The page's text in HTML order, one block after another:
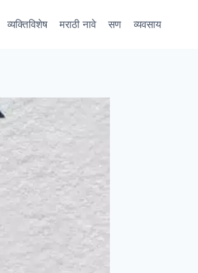
व्यक्तिविशेष मराठी नावे सण व्यवसाय